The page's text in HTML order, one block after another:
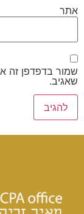
אתר
שמור בדפדפן זה
שאגיב.